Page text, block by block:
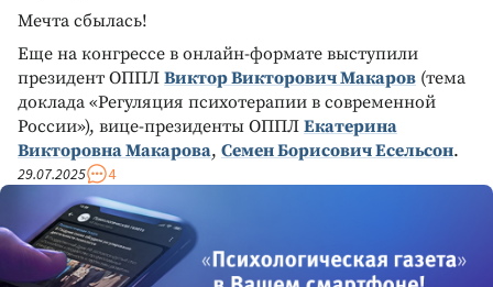
Мечта сбылась!
Еще на конгрессе в онлайн-формате выступили
президент ОППЛ Виктор Викторович Макаров (тема
доклада «Регуляция психотерапии в современной
России»), вице-президенты ОППЛ Екатерина
Викторовна Макарова, Семен Борисович Есельсон.
29.07.2025 4